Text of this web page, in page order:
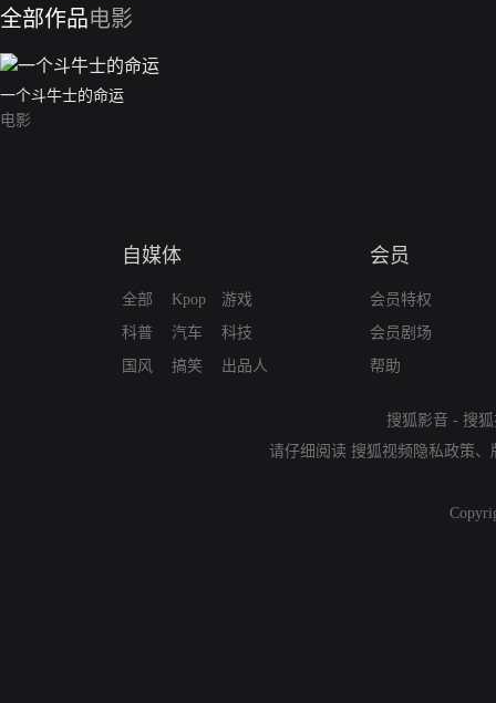
全部作品电影
一个斗牛士的命运
电影
自媒体
全部
科普
国风
Kpop
汽车
搞笑
游戏
科技
出品人
会员
会员特权
会员剧场
帮助
搜狐影音 - 搜
请仔细阅读 搜狐视频隐私政策、